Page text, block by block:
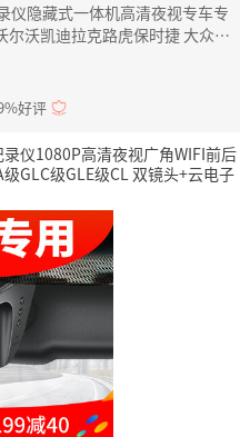
仪隐藏式一体机高清夜视专车专
尔沃凯迪拉克路虎保时捷 大众本
特雪佛兰马自达现代吉普荣威 单
卡
好评
仪1080P高清夜视广角WIFI前后
GLC级GLE级CL 双镜头+云电子